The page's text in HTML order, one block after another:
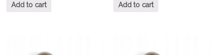
Add to cart Add to cart